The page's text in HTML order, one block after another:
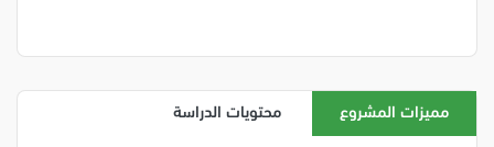
مميزات المشروع محتويات الدراسة